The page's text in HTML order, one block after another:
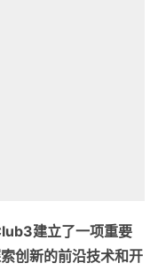
建立了一项重要
创新的前沿技术和开